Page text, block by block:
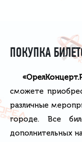
ПОКУПКА
сможете
различные
городе. Все
дополнительных